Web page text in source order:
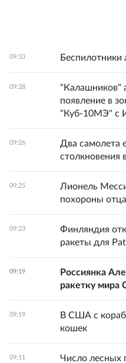
09:33 Беспилотники
09:28
"Калашников"
появление в
"Куб-10МЭ" с
09:26
Два самолета
столкновения
09:25
Лионель
похороны отца
09:23
Финляндия
ракеты для
09:19
Россиянка
ракетку мира
09:19
В США с
кошек
09:11
Число лесных